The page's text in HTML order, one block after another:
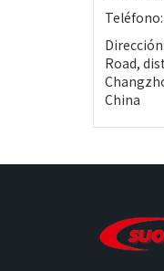
Teléfono:
Road,
China